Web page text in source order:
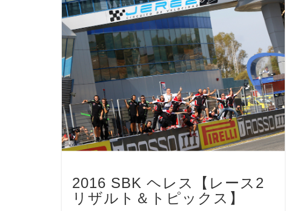
2016 SBK ヘレス【レース2
リザルト＆トピックス】